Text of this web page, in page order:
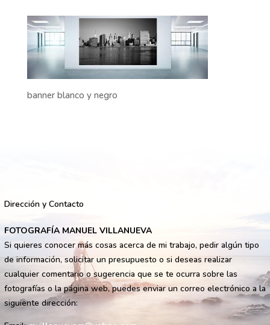
banner blanco y negro
Dirección y Contacto
FOTOGRAFÍA MANUEL VILLANUEVA
Si quieres conocer más cosas acerca de mi trabajo, pedir algún tipo
de información, solicitar un presupuesto o si deseas realizar
cualquier comentario o sugerencia que se te ocurra sobre las
fotografías o la página web, puedes enviar un correo electrónico a la
siguiente dirección: